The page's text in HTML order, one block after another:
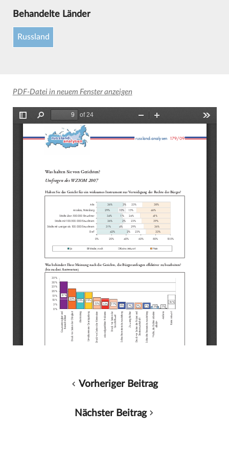
Behandelte Länder
Russland
PDF-Datei in neuem Fenster anzeigen
Vorheriger Beitrag
Nächster Beitrag